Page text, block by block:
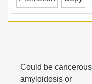
Could be cancerous
amyloidosis or